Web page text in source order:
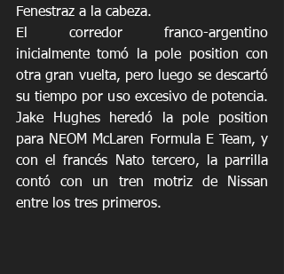
Fenestraz a la cabeza.
El corredor franco-argentino
inicialmente tomó la pole position con
otra gran vuelta, pero luego se descartó
su tiempo por uso excesivo de potencia.
Jake Hughes heredó la pole position
para NEOM McLaren Formula E Team, y
con el francés Nato tercero, la parrilla
contó con un tren motriz de Nissan
entre los tres primeros.